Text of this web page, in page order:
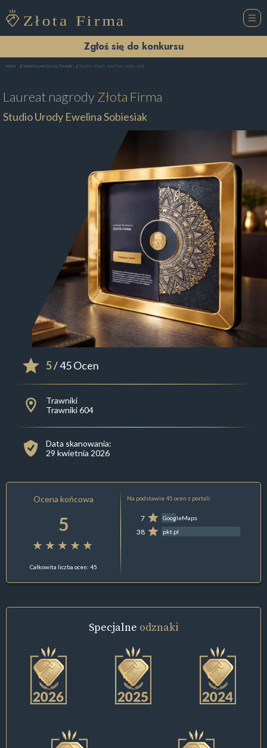
Zgłoś się do konkursu
Home Salon Kosmetyczny Trawniki Studio Urody Ewelina Sobiesiak
Laureat nagrodyZłota Firma
Studio Urody Ewelina Sobiesiak
5/ 45 Ocen
Trawniki
Trawniki 604
Data skanowania:
29 kwietnia 2026
Ocena końcowa
5
Całkowita liczba ocen: 45
Na podstawie 45 ocen z portali:
7 GoogleMaps
38 pkt.pl
Specjalne odznaki